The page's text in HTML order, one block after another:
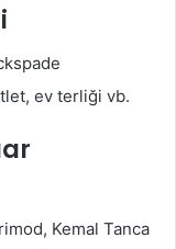
ev terliği vb.
Kemal Tanca